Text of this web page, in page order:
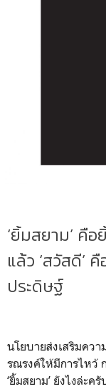
‘ยิ้มสยาม’ คือ
แล้ว ‘สวัสดี’
ประดิษฐ์
นโยบายส่งเสริมคว
รณรงค์ให้มีการไหว้
‘ยิ้มสยาม’ ยังไงล่ะ